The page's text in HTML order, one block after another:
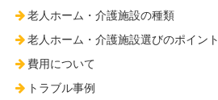
老人ホーム・介護施設の種類
老人ホーム・介護施設選びのポイント
費用について
トラブル事例